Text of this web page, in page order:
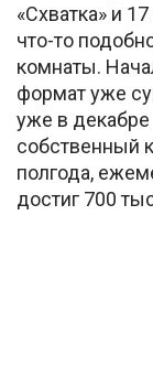
«Схватка» и
что-то
комнаты.
формат уже
уже в
собственный
полгода,
достиг 700